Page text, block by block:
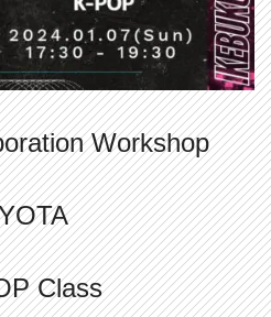
Workshop
Class